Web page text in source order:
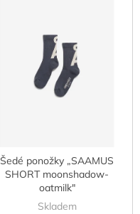
Šedé ponožky „SAAMUS
SHORT moonshadow-
oatmilk"
Skladem